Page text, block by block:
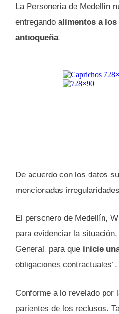
La Personería de Medellín
entregando alimentos a
antioqueña.
De acuerdo con los datos
mencionadas
El personero de Medellín,
para evidenciar la
General, para que inicie
obligaciones contractuales”.
Conforme a lo revelado por
parientes de los reclusos.